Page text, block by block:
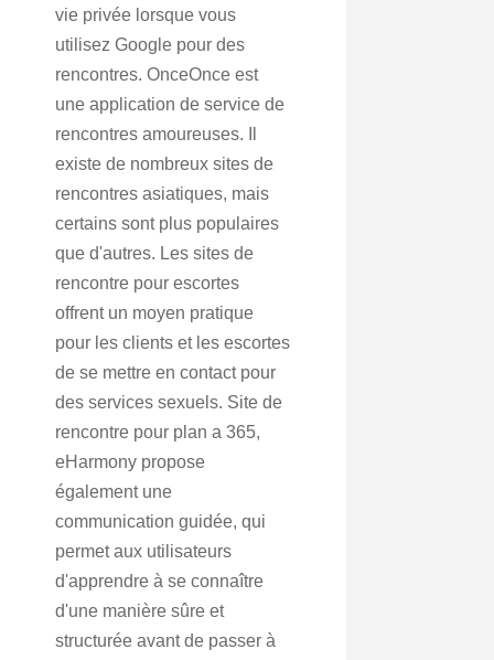
vie privée lorsque vous
utilisez Google pour des
rencontres. OnceOnce est
une application de service de
rencontres amoureuses. Il
existe de nombreux sites de
rencontres asiatiques, mais
certains sont plus populaires
que d'autres. Les sites de
rencontre pour escortes
offrent un moyen pratique
pour les clients et les escortes
de se mettre en contact pour
des services sexuels. Site de
rencontre pour plan a 365,
eHarmony propose
également une
communication guidée, qui
permet aux utilisateurs
d'apprendre à se connaître
d'une manière sûre et
structurée avant de passer à